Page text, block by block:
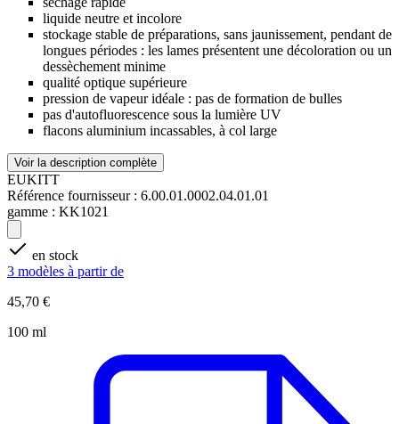
liquide neutre et incolore
stockage stable de préparations, sans jaunissement, pendant de
longues périodes : les lames présentent une décoloration ou un
dessèchement minime
qualité optique supérieure
pression de vapeur idéale : pas de formation de bulles
pas d'autofluorescence sous la lumière UV
flacons aluminium incassables, à col large
Voir la description complète
EUKITT
Référence fournisseur : 6.00.01.0002.04.01.01
gamme : KK1021
en stock
3 modèles à partir de
45,70 €
100 ml